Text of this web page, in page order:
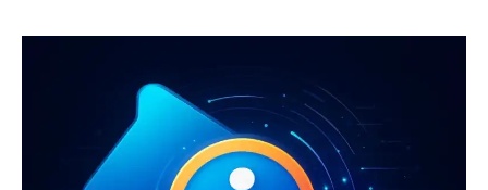
o
p
p
tir